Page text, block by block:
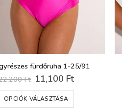
fürdőruha 1-25/91
Ft Original
price
was:
22,200 Ft.
11,100 FtCurrent
price
11,100 Ft.
OPCIÓK VÁLASZTÁSA
a